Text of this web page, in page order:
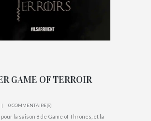
GAME OF TERROIR
0 COMMENTAIRE(S)
pour la saison 8 de Game of Thrones, et la